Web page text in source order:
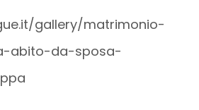
gallery/matrimonio-
abito-da-sposa-